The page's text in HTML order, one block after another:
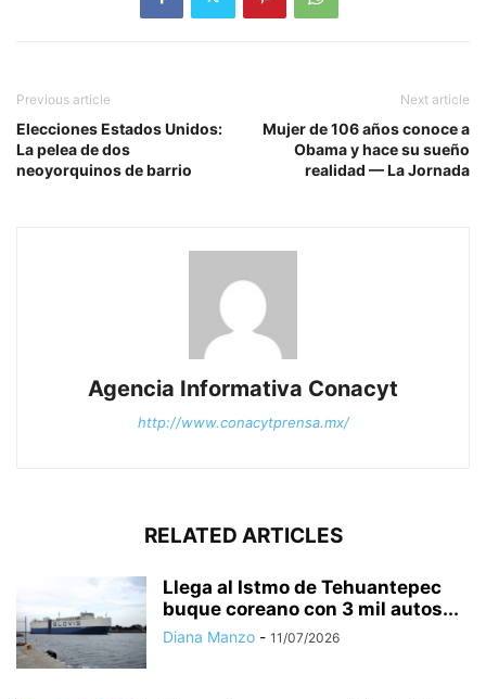
Previous article
Elecciones Estados Unidos:
La pelea de dos
neoyorquinos de barrio
Next article
Mujer de 106 años conoce a
Obama y hace su sueño
realidad — La Jornada
Agencia Informativa Conacyt
http://www.conacytprensa.mx/
RELATED ARTICLES
Llega al Istmo de Tehuantepec
buque coreano con 3 mil autos...
Diana Manzo - 11/07/2026